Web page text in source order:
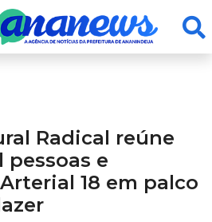
Radical reúne
pessoas e
18 em palco